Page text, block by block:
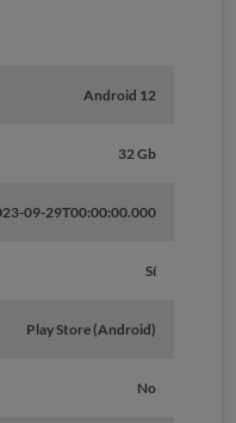
Android 12
32 Gb
09-29T00:00:00.000
Sí
Play Store (Android)
No